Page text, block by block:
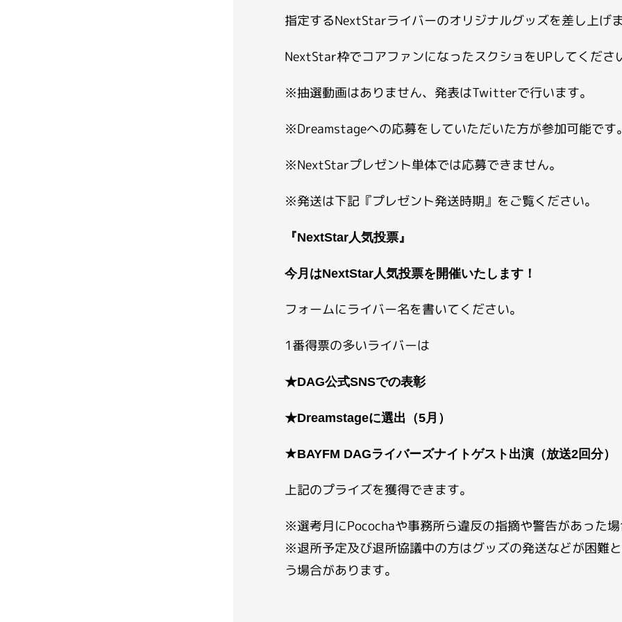
指定するNextStarライバーのオリジナルグッズを差し上げま
NextStar枠でコアファンになったスクショをUPしてくださ
※抽選動画はありません、発表はTwitterで行います。
※Dreamstageへの応募をしていただいた方が参加可能です。
※NextStarプレゼント単体では応募できません。
※発送は下記『プレゼント発送時期』をご覧ください。
『NextStar人気投票』
今月はNextStar人気投票を開催いたします！
フォームにライバー名を書いてください。
1番得票の多いライバーは
★DAG公式SNSでの表彰
★Dreamstageに選出（5月）
★BAYFM DAGライバーズナイトゲスト出演（放送2回分）
上記のプライズを獲得できます。
※選考月にPocochaや事務所ら違反の指摘や警告があった場
※退所予定及び退所協議中の方はグッズの発送などが困難
う場合があります。